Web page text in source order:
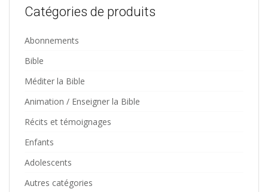
Catégories de produits
Abonnements
Bible
Méditer la Bible
Animation / Enseigner la Bible
Récits et témoignages
Enfants
Adolescents
Autres catégories